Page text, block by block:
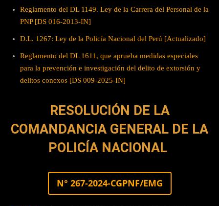
Reglamento del DL 1149. Ley de la Carrera del Personal de la
PNP [DS 016-2013-IN]
D.L. 1267: Ley de la Policía Nacional del Perú [Actualizado]
Reglamento del DL 1611, que aprueba medidas especiales
para la prevención e investigación del delito de extorsión y
delitos conexos [DS 009-2025-IN]
RESOLUCIÓN DE LA
COMANDANCIA GENERAL DE LA
POLICÍA NACIONAL
N° 267-2024-CGPNF/EMG